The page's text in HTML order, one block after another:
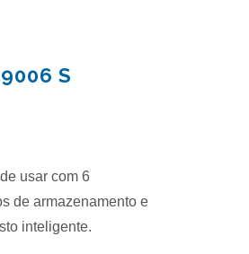
S
usar com 6
de armazenamento e
inteligente.